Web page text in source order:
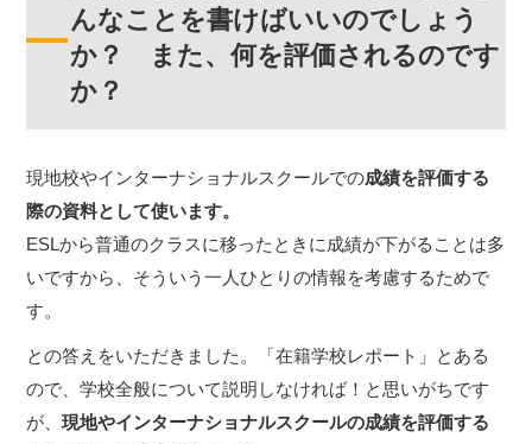
んなことを書けばいいのでしょう
か？ また、何を評価されるのです
か？
現地校やインターナショナルスクールでの成績を評価する
際の資料として使います。
ESLから普通のクラスに移ったときに成績が下がることは多
いですから、そういう一人ひとりの情報を考慮するためで
す。
との答えをいただきました。「在籍学校レポート」とある
ので、学校全般について説明しなければ！と思いがちです
が、現地やインターナショナルスクールの成績を評価する